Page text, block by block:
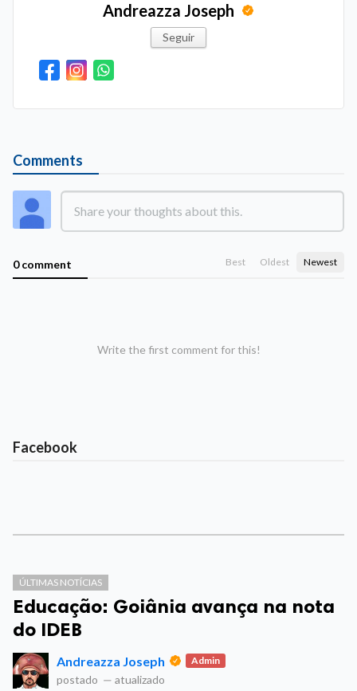
Andreazza Joseph
Seguir
Comments
0 comment Best Oldest Newest
Write the first comment for this!
Facebook
ÚLTIMAS NOTÍCIAS
Educação: Goiânia avança na nota
do IDEB
Andreazza Joseph Admin
postado — atualizado